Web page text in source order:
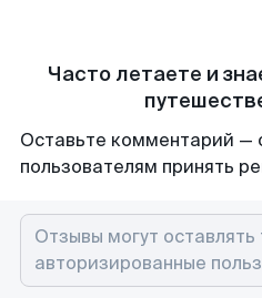
Часто летаете и
Оставьте комментарий —
пользователям принять